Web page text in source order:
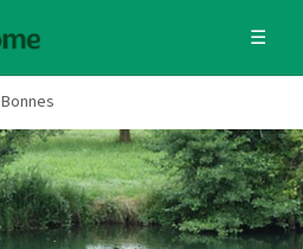
☰
Bonnes